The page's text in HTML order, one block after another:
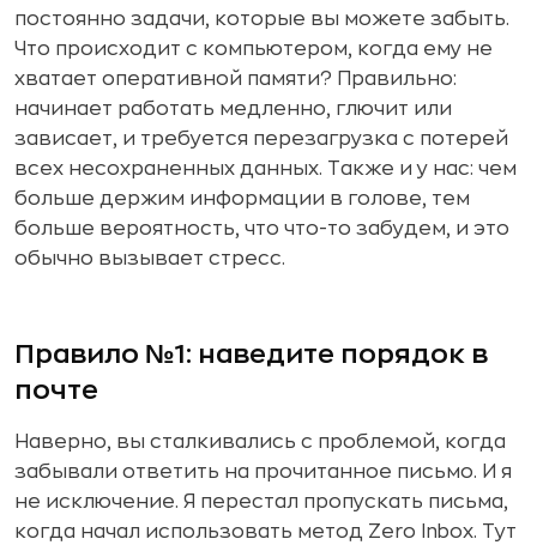
постоянно задачи, которые вы можете забыть.
Что происходит с компьютером, когда ему не
хватает оперативной памяти? Правильно:
начинает работать медленно, глючит или
зависает, и требуется перезагрузка с потерей
всех несохраненных данных. Также и у нас: чем
больше держим информации в голове, тем
больше вероятность, что что-то забудем, и это
обычно вызывает стресс.
Правило №1: наведите порядок в
почте
Наверно, вы сталкивались с проблемой, когда
забывали ответить на прочитанное письмо. И я
не исключение. Я перестал пропускать письма,
когда начал использовать метод Zero Inbox. Тут